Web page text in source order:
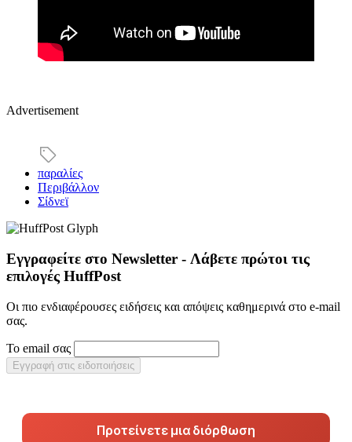
Advertisement
παραλίες
Περιβάλλον
Σίδνεϊ
Εγγραφείτε στο Newsletter - Λάβετε πρώτοι τις
επιλογές HuffPost
Οι πιο ενδιαφέρουσες ειδήσεις και απόψεις καθημερινά στο e-mail
σας.
Το email σας
Εγγραφή στις ειδοποιήσεις
Προτείνετε μια διόρθωση